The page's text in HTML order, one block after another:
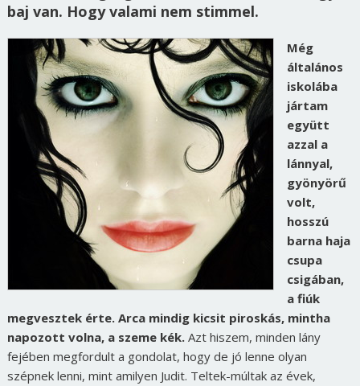
baj van. Hogy valami nem stimmel.
Még
általános
iskolába
jártam
együtt
azzal a
lánnyal,
gyönyörű
volt,
hosszú
barna haja
csupa
csigában,
a fiúk
megvesztek érte. Arca mindig kicsit piroskás, mintha
napozott volna, a szeme kék. Azt hiszem, minden lány
fejében megfordult a gondolat, hogy de jó lenne olyan
szépnek lenni, mint amilyen Judit. Teltek-múltak az évek,